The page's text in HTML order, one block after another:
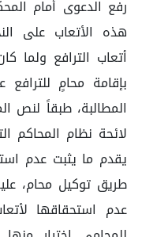
رفع الدعوى أمام
هذه الأتعاب على
أتعاب الترافع ولما
بإقامة محامٍ
المطالبة، طبقاً لنص
لائحة نظام المحاكم
يقدم ما يثبت عدم
طريق توكيل محام،
عدم استحقاقها